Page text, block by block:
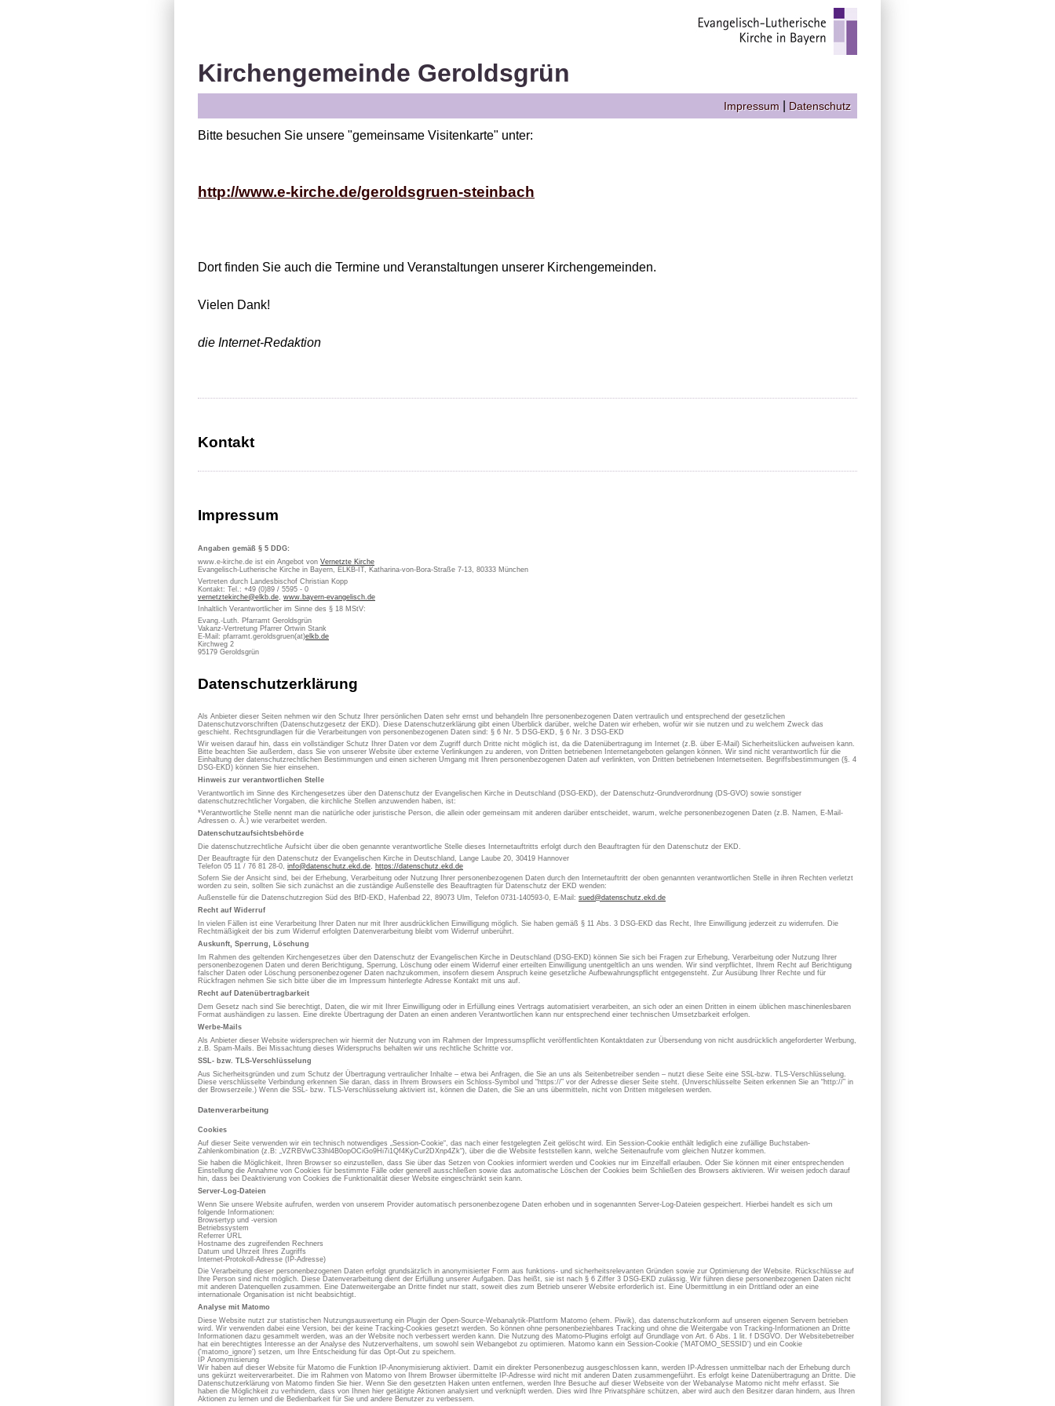
Kirchengemeinde Geroldsgrün
Impressum Datenschutz
Bitte besuchen Sie unsere "gemeinsame Visitenkarte" unter:
http://www.e-kirche.de/geroldsgruen-steinbach
Dort finden Sie auch die Termine und Veranstaltungen unserer Kirchengemeinden.
Vielen Dank!
die Internet-Redaktion
Kontakt
Impressum
Angaben gemäß § 5 DDG:
www.e-kirche.de ist ein Angebot von Vernetzte Kirche
Evangelisch-Lutherische Kirche in Bayern, ELKB-IT, Katharina-von-Bora-Straße 7-13, 80333 München
Vertreten durch Landesbischof Christian Kopp
Kontakt: Tel.: +49 (0)89 / 5595 - 0
vernetztekirche@elkb.de, www.bayern-evangelisch.de
Inhaltlich Verantwortlicher im Sinne des § 18 MStV:
Evang.-Luth. Pfarramt Geroldsgrün
Vakanz-Vertretung Pfarrer Ortwin Stank
E-Mail: pfarramt.geroldsgruen(at)elkb.de
Kirchweg 2
95179 Geroldsgrün
Datenschutzerklärung
Als Anbieter dieser Seiten nehmen wir den Schutz Ihrer persönlichen Daten sehr ernst und behandeln Ihre personenbezogenen Daten vertraulich und entsprechend der gesetzlichen
Datenschutzvorschriften (Datenschutzgesetz der EKD). Diese Datenschutzerklärung gibt einen Überblick darüber, welche Daten wir erheben, wofür wir sie nutzen und zu welchem Zweck das
geschieht. Rechtsgrundlagen für die Verarbeitungen von personenbezogenen Daten sind: § 6 Nr. 5 DSG-EKD, § 6 Nr. 3 DSG-EKD
Wir weisen darauf hin, dass ein vollständiger Schutz Ihrer Daten vor dem Zugriff durch Dritte nicht möglich ist, da die Datenübertragung im Internet (z.B. über E-Mail) Sicherheitslücken aufweisen kann.
Bitte beachten Sie außerdem, dass Sie von unserer Website über externe Verlinkungen zu anderen, von Dritten betriebenen Internetangeboten gelangen können. Wir sind nicht verantwortlich für die
Einhaltung der datenschutzrechtlichen Bestimmungen und einen sicheren Umgang mit Ihren personenbezogenen Daten auf verlinkten, von Dritten betriebenen Internetseiten. Begriffsbestimmungen (§. 4
DSG-EKD) können Sie hier einsehen.
Hinweis zur verantwortlichen Stelle
Verantwortlich im Sinne des Kirchengesetzes über den Datenschutz der Evangelischen Kirche in Deutschland (DSG-EKD), der Datenschutz-Grundverordnung (DS-GVO) sowie sonstiger
datenschutzrechtlicher Vorgaben, die kirchliche Stellen anzuwenden haben, ist:
*Verantwortliche Stelle nennt man die natürliche oder juristische Person, die allein oder gemeinsam mit anderen darüber entscheidet, warum, welche personenbezogenen Daten (z.B. Namen, E-Mail-
Adressen o. Ä.) wie verarbeitet werden.
Datenschutzaufsichtsbehörde
Die datenschutzrechtliche Aufsicht über die oben genannte verantwortliche Stelle dieses Internetauftritts erfolgt durch den Beauftragten für den Datenschutz der EKD.
Der Beauftragte für den Datenschutz der Evangelischen Kirche in Deutschland, Lange Laube 20, 30419 Hannover
Telefon 05 11 / 76 81 28-0, info@datenschutz.ekd.de, https://datenschutz.ekd.de
Sofern Sie der Ansicht sind, bei der Erhebung, Verarbeitung oder Nutzung Ihrer personenbezogenen Daten durch den Internetauftritt der oben genannten verantwortlichen Stelle in ihren Rechten verletzt
worden zu sein, sollten Sie sich zunächst an die zuständige Außenstelle des Beauftragten für Datenschutz der EKD wenden:
Außenstelle für die Datenschutzregion Süd des BfD-EKD, Hafenbad 22, 89073 Ulm, Telefon 0731-140593-0, E-Mail: sued@datenschutz.ekd.de
Recht auf Widerruf
In vielen Fällen ist eine Verarbeitung Ihrer Daten nur mit Ihrer ausdrücklichen Einwilligung möglich. Sie haben gemäß § 11 Abs. 3 DSG-EKD das Recht, Ihre Einwilligung jederzeit zu widerrufen. Die
Rechtmäßigkeit der bis zum Widerruf erfolgten Datenverarbeitung bleibt vom Widerruf unberührt.
Auskunft, Sperrung, Löschung
Im Rahmen des geltenden Kirchengesetzes über den Datenschutz der Evangelischen Kirche in Deutschland (DSG-EKD) können Sie sich bei Fragen zur Erhebung, Verarbeitung oder Nutzung Ihrer
personenbezogenen Daten und deren Berichtigung, Sperrung, Löschung oder einem Widerruf einer erteilten Einwilligung unentgeltlich an uns wenden. Wir sind verpflichtet, Ihrem Recht auf Berichtigung
falscher Daten oder Löschung personenbezogener Daten nachzukommen, insofern diesem Anspruch keine gesetzliche Aufbewahrungspflicht entgegensteht. Zur Ausübung Ihrer Rechte und für
Rückfragen nehmen Sie sich bitte über die im Impressum hinterlegte Adresse Kontakt mit uns auf.
Recht auf Datenübertragbarkeit
Dem Gesetz nach sind Sie berechtigt, Daten, die wir mit Ihrer Einwilligung oder in Erfüllung eines Vertrags automatisiert verarbeiten, an sich oder an einen Dritten in einem üblichen maschinenlesbaren
Format aushändigen zu lassen. Eine direkte Übertragung der Daten an einen anderen Verantwortlichen kann nur entsprechend einer technischen Umsetzbarkeit erfolgen.
Werbe-Mails
Als Anbieter dieser Website widersprechen wir hiermit der Nutzung von im Rahmen der Impressumspflicht veröffentlichten Kontaktdaten zur Übersendung von nicht ausdrücklich angeforderter Werbung,
z.B. Spam-Mails. Bei Missachtung dieses Widerspruchs behalten wir uns rechtliche Schritte vor.
SSL- bzw. TLS-Verschlüsselung
Aus Sicherheitsgründen und zum Schutz der Übertragung vertraulicher Inhalte – etwa bei Anfragen, die Sie an uns als Seitenbetreiber senden – nutzt diese Seite eine SSL-bzw. TLS-Verschlüsselung.
Diese verschlüsselte Verbindung erkennen Sie daran, dass in Ihrem Browsers ein Schloss-Symbol und “https://” vor der Adresse dieser Seite steht. (Unverschlüsselte Seiten erkennen Sie an “http://” in
der Browserzeile.) Wenn die SSL- bzw. TLS-Verschlüsselung aktiviert ist, können die Daten, die Sie an uns übermitteln, nicht von Dritten mitgelesen werden.
Datenverarbeitung
Cookies
Auf dieser Seite verwenden wir ein technisch notwendiges „Session-Cookie“, das nach einer festgelegten Zeit gelöscht wird. Ein Session-Cookie enthält lediglich eine zufällige Buchstaben-
Zahlenkombination (z.B: „VZRBVwC33hl4B0opOCiGo9Hi7i1Qf4KyCur2DXnp4Zk“), über die die Website feststellen kann, welche Seitenaufrufe vom gleichen Nutzer kommen.
Sie haben die Möglichkeit, Ihren Browser so einzustellen, dass Sie über das Setzen von Cookies informiert werden und Cookies nur im Einzelfall erlauben. Oder Sie können mit einer entsprechenden
Einstellung die Annahme von Cookies für bestimmte Fälle oder generell ausschließen sowie das automatische Löschen der Cookies beim Schließen des Browsers aktivieren. Wir weisen jedoch darauf
hin, dass bei Deaktivierung von Cookies die Funktionalität dieser Website eingeschränkt sein kann.
Server-Log-Dateien
Wenn Sie unsere Website aufrufen, werden von unserem Provider automatisch personenbezogene Daten erhoben und in sogenannten Server-Log-Dateien gespeichert. Hierbei handelt es sich um
folgende Informationen:
Browsertyp und -version
Betriebssystem
Referrer URL
Hostname des zugreifenden Rechners
Datum und Uhrzeit Ihres Zugriffs
Internet-Protokoll-Adresse (IP-Adresse)
Die Verarbeitung dieser personenbezogenen Daten erfolgt grundsätzlich in anonymisierter Form aus funktions- und sicherheitsrelevanten Gründen sowie zur Optimierung der Website. Rückschlüsse auf
Ihre Person sind nicht möglich. Diese Datenverarbeitung dient der Erfüllung unserer Aufgaben. Das heißt, sie ist nach § 6 Ziffer 3 DSG-EKD zulässig. Wir führen diese personenbezogenen Daten nicht
mit anderen Datenquellen zusammen. Eine Datenweitergabe an Dritte findet nur statt, soweit dies zum Betrieb unserer Website erforderlich ist. Eine Übermittlung in ein Drittland oder an eine
internationale Organisation ist nicht beabsichtigt.
Analyse mit Matomo
Diese Website nutzt zur statistischen Nutzungsauswertung ein Plugin der Open-Source-Webanalytik-Plattform Matomo (ehem. Piwik), das datenschutzkonform auf unseren eigenen Servern betrieben
wird. Wir verwenden dabei eine Version, bei der keine Tracking-Cookies gesetzt werden. So können ohne personenbeziehbares Tracking und ohne die Weitergabe von Tracking-Informationen an Dritte
Informationen dazu gesammelt werden, was an der Website noch verbessert werden kann. Die Nutzung des Matomo-Plugins erfolgt auf Grundlage von Art. 6 Abs. 1 lit. f DSGVO. Der Websitebetreiber
hat ein berechtigtes Interesse an der Analyse des Nutzerverhaltens, um sowohl sein Webangebot zu optimieren. Matomo kann ein Session-Cookie ('MATOMO_SESSID') und ein Cookie
('matomo_ignore') setzen, um Ihre Entscheidung für das Opt-Out zu speichern.
IP Anonymisierung
Wir haben auf dieser Website für Matomo die Funktion IP-Anonymisierung aktiviert. Damit ein direkter Personenbezug ausgeschlossen kann, werden IP-Adressen unmittelbar nach der Erhebung durch
uns gekürzt weiterverarbeitet. Die im Rahmen von Matomo von Ihrem Browser übermittelte IP-Adresse wird nicht mit anderen Daten zusammengeführt. Es erfolgt keine Datenübertragung an Dritte. Die
Datenschutzerklärung von Matomo finden Sie hier. Wenn Sie den gesetzten Haken unten entfernen, werden Ihre Besuche auf dieser Webseite von der Webanalyse Matomo nicht mehr erfasst. Sie
haben die Möglichkeit zu verhindern, dass von Ihnen hier getätigte Aktionen analysiert und verknüpft werden. Dies wird Ihre Privatsphäre schützen, aber wird auch den Besitzer daran hindern, aus Ihren
Aktionen zu lernen und die Bedienbarkeit für Sie und andere Benutzer zu verbessern.